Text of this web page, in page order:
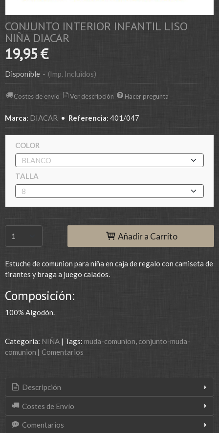
CONJUNTO INTERIOR INFANTIL LISO
NIÑA DIACAR
19,95 €
Disponible - (Imp. Incluidos)
Costes de envío Ver descripción Hacer pregunta
Marca: DIACAR • Referencia: 401/047
COLOR
TALLA
Añadir a Carrito
Estuche de comunion para niña en caja de regalo con camiseta de
tirantes y braga a juego calados.
Composición:
100% Algodón.
Categoría: NIÑA | Tags: muda-comunion conjunto-muda-
comunion | Comentarios
Descripción
Costes de Envío
Comentarios